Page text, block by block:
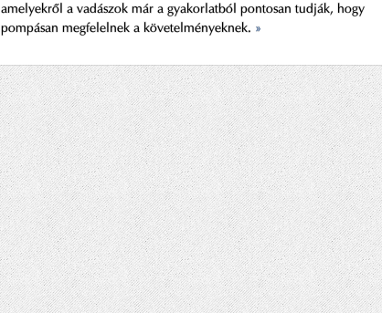
amelyekről a vadászok már a gyakorlatból pontosan tudják, hogy
pompásan megfelelnek a követelményeknek. »